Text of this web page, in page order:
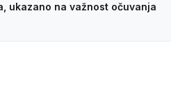
ukazano na važnost očuvanja